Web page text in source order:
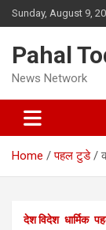
Skip
to
Sunday, August 9,
Pahal
News Network
Home पहल टुडे
देश विदेश धार्मिक